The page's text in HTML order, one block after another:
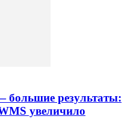
результаты:
увеличило